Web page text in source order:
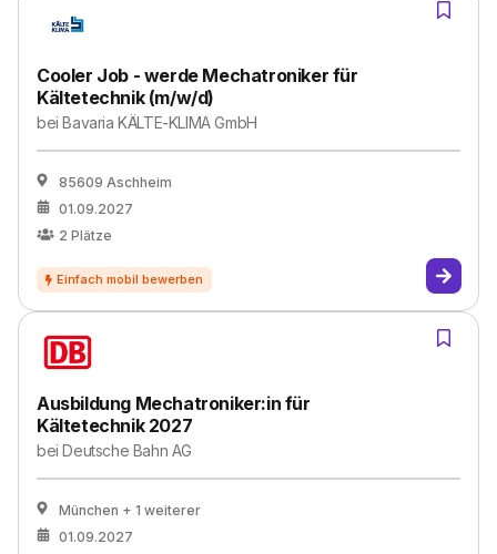
Cooler Job - werde Mechatroniker für
Kältetechnik (m/w/d)
beiBavaria KÄLTE-KLIMA GmbH
85609 Aschheim
01.09.2027
2 Plätze
Ausbildung Mechatroniker:in für
Kältetechnik 2027
beiDeutsche Bahn AG
München + 1 weiterer
01.09.2027